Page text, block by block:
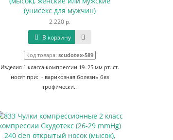
(унисекс для мужчин)
2 220 р.
В корзину
Код товара: scudotex-589
Изделия 1 класса компрессии 19–25 мм рт. ст.
носят при: - варикозная болезнь без
трофически..